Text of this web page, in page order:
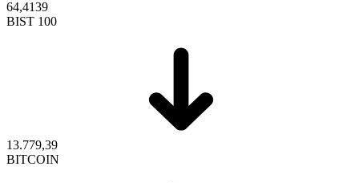
64,4139
BIST 100
13.779,39
BITCOIN